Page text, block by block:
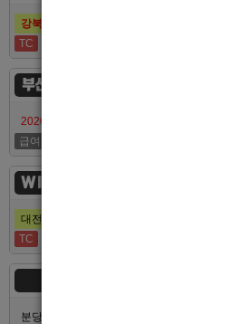
강북호빠 1등 수유 남자도우미(호빠) 고추밭에
TC
부산서면루나
2026/7/10일 가성비 부산 호스트빠 루나에서 식
급여협의
WINNER
대전호빠 제일 오래된 박스에서 남보도, 호빠알
TC
분당호빠 숨에서 가족처럼 함께일할 알바 분들